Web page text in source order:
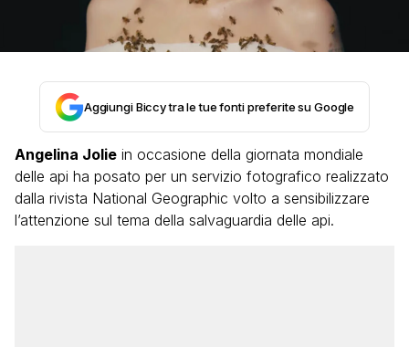
Aggiungi Biccy tra le tue fonti preferite su Google
Angelina Jolie in occasione della giornata mondiale
delle api ha posato per un servizio fotografico realizzato
dalla rivista National Geographic volto a sensibilizzare
l’attenzione sul tema della salvaguardia delle api.